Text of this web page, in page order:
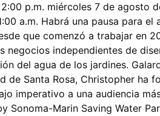
p.m. miércoles 7 de agosto
a.m. Habrá una pausa para
que comenzó a trabajar en
negocios independientes de
del agua de los jardines.
Santa Rosa, Christopher ha
imperativo a una
Sonoma-Marin Saving Water